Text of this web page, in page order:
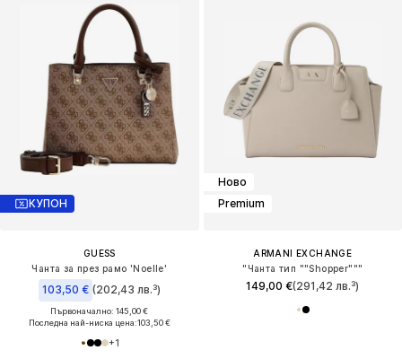
КУПОН
GUESS
Чанта за през рамо 'Noelle'
103,50 € (202,43 лв.³)
Първоначално: 145,00 €
Последна най-ниска цена:103,50 €
+1
Ново
Premium
ARMANI EXCHANGE
"Чанта тип ""Shopper"""
149,00 €(291,42 лв.³)